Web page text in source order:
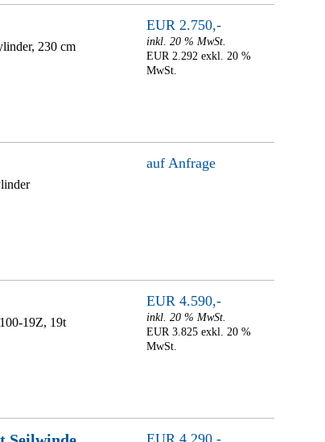
230 cm
EUR 2.750,-
inkl. 20 % MwSt.
EUR 2.292 exkl. 20 %
MwSt.
auf Anfrage
19Z, 19t
EUR 4.590,-
inkl. 20 % MwSt.
EUR 3.825 exkl. 20 %
MwSt.
EUR 4.290,-